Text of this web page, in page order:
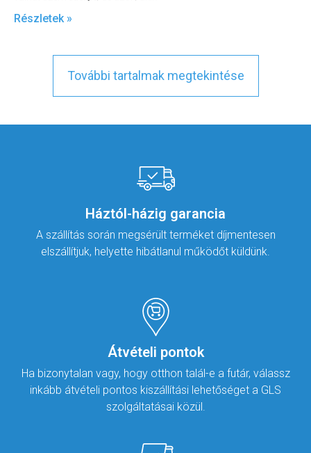
Részletek »
További tartalmak megtekintése
Háztól-házig garancia
A szállítás során megsérült terméket díjmentesen
elszállítjuk, helyette hibátlanul működőt küldünk.
Átvételi pontok
Ha bizonytalan vagy, hogy otthon talál-e a futár, válassz
inkább átvételi pontos kiszállítási lehetőséget a GLS
szolgáltatásai közül.